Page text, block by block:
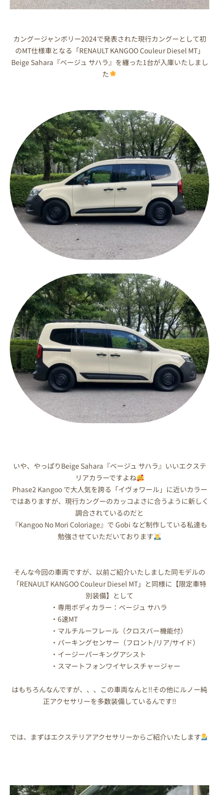
カングージャンボリー2024で発表された現行カングーとして初
のMT仕様車となる「RENAULT KANGOO Couleur Diesel MT」
Beige Sahara『ベージュ サハラ』を纏った1台が入庫いたしまし
た
いや、やっぱりBeige Sahara『ベージュ サハラ』いいエクステ
リアカラーですよね
Phase2 Kangoo で大人気を誇る「イヴォワール」に近いカラー
ではありますが、現行カングーのカッコよさに合うように新しく
調合されているのだと
『Kangoo No Mori Coloriage』で Gobi など制作している私達も
勉強させていただいております
そんな今回の車両ですが、以前ご紹介いたしました同モデルの
「RENAULT KANGOO Couleur Diesel MT」と同様に【限定車特
別装備】として
・専用ボディカラー：ベージュ サハラ
・6速MT
・マルチルーフレール（クロスバー機能付）
・パーキングセンサー（フロント/リア/サイド）
・イージーパーキングアシスト
・スマートフォンワイヤレスチャージャー
はもちろんなんですが、、、この車両なんと‼その他にルノー純
正アクセサリーを多数装備しているんです‼
では、まずはエクステリアアクセサリーからご紹介いたします